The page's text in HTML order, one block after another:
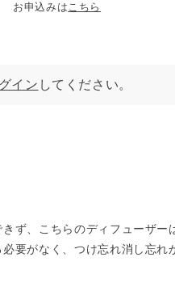
お申込みはこちら
イン してください。
ず、こちらのディフューザ
がなく、つけ忘れ消し忘れ